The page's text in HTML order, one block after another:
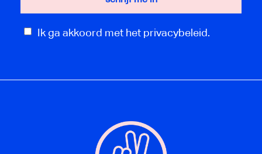
Ik ga akkoord met het privacybeleid.